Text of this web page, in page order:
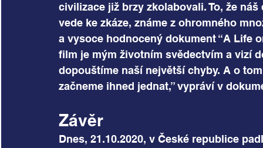
civilizace již brzy zkolabovali. To, že
vede ke zkáze, známe z ohromného
a vysoce hodnocený dokument “A Life
film je mým životním svědectvím a vizí
dopouštíme naší největší chyby. A o
začneme ihned jednat,” vypráví v
Závěr
Dnes, 21.10.2020, v České republice